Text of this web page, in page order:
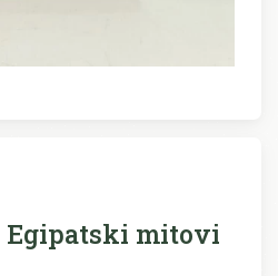
Egipatski mitovi